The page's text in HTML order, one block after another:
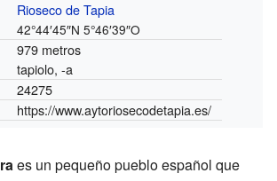
Rioseco de Tapia
42°44′45″N 5°46′39″O
979 metros
tapiolo, -a
24275
https://www.aytoriosecodetapia.es/
es un pequeño pueblo español que